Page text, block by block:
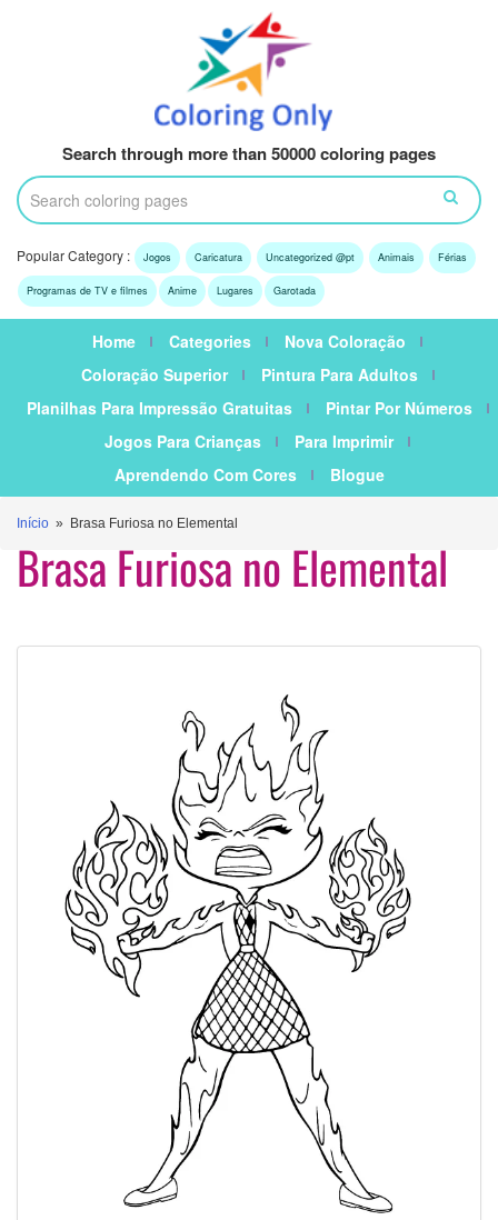
Search through more than 50000 coloring pages
Popular Category : Jogos Caricatura Uncategorized @pt Animais Férias
Programas de TV e filmes Anime Lugares Garotada
Home Categories
Nova Coloração
Coloração Superior
Pintura Para Adultos
Planilhas Para Impressão Gratuitas
Pintar Por Números
Jogos Para Crianças
Para Imprimir
Aprendendo Com Cores
Blogue
Início » Brasa Furiosa no Elemental
Brasa Furiosa no Elemental